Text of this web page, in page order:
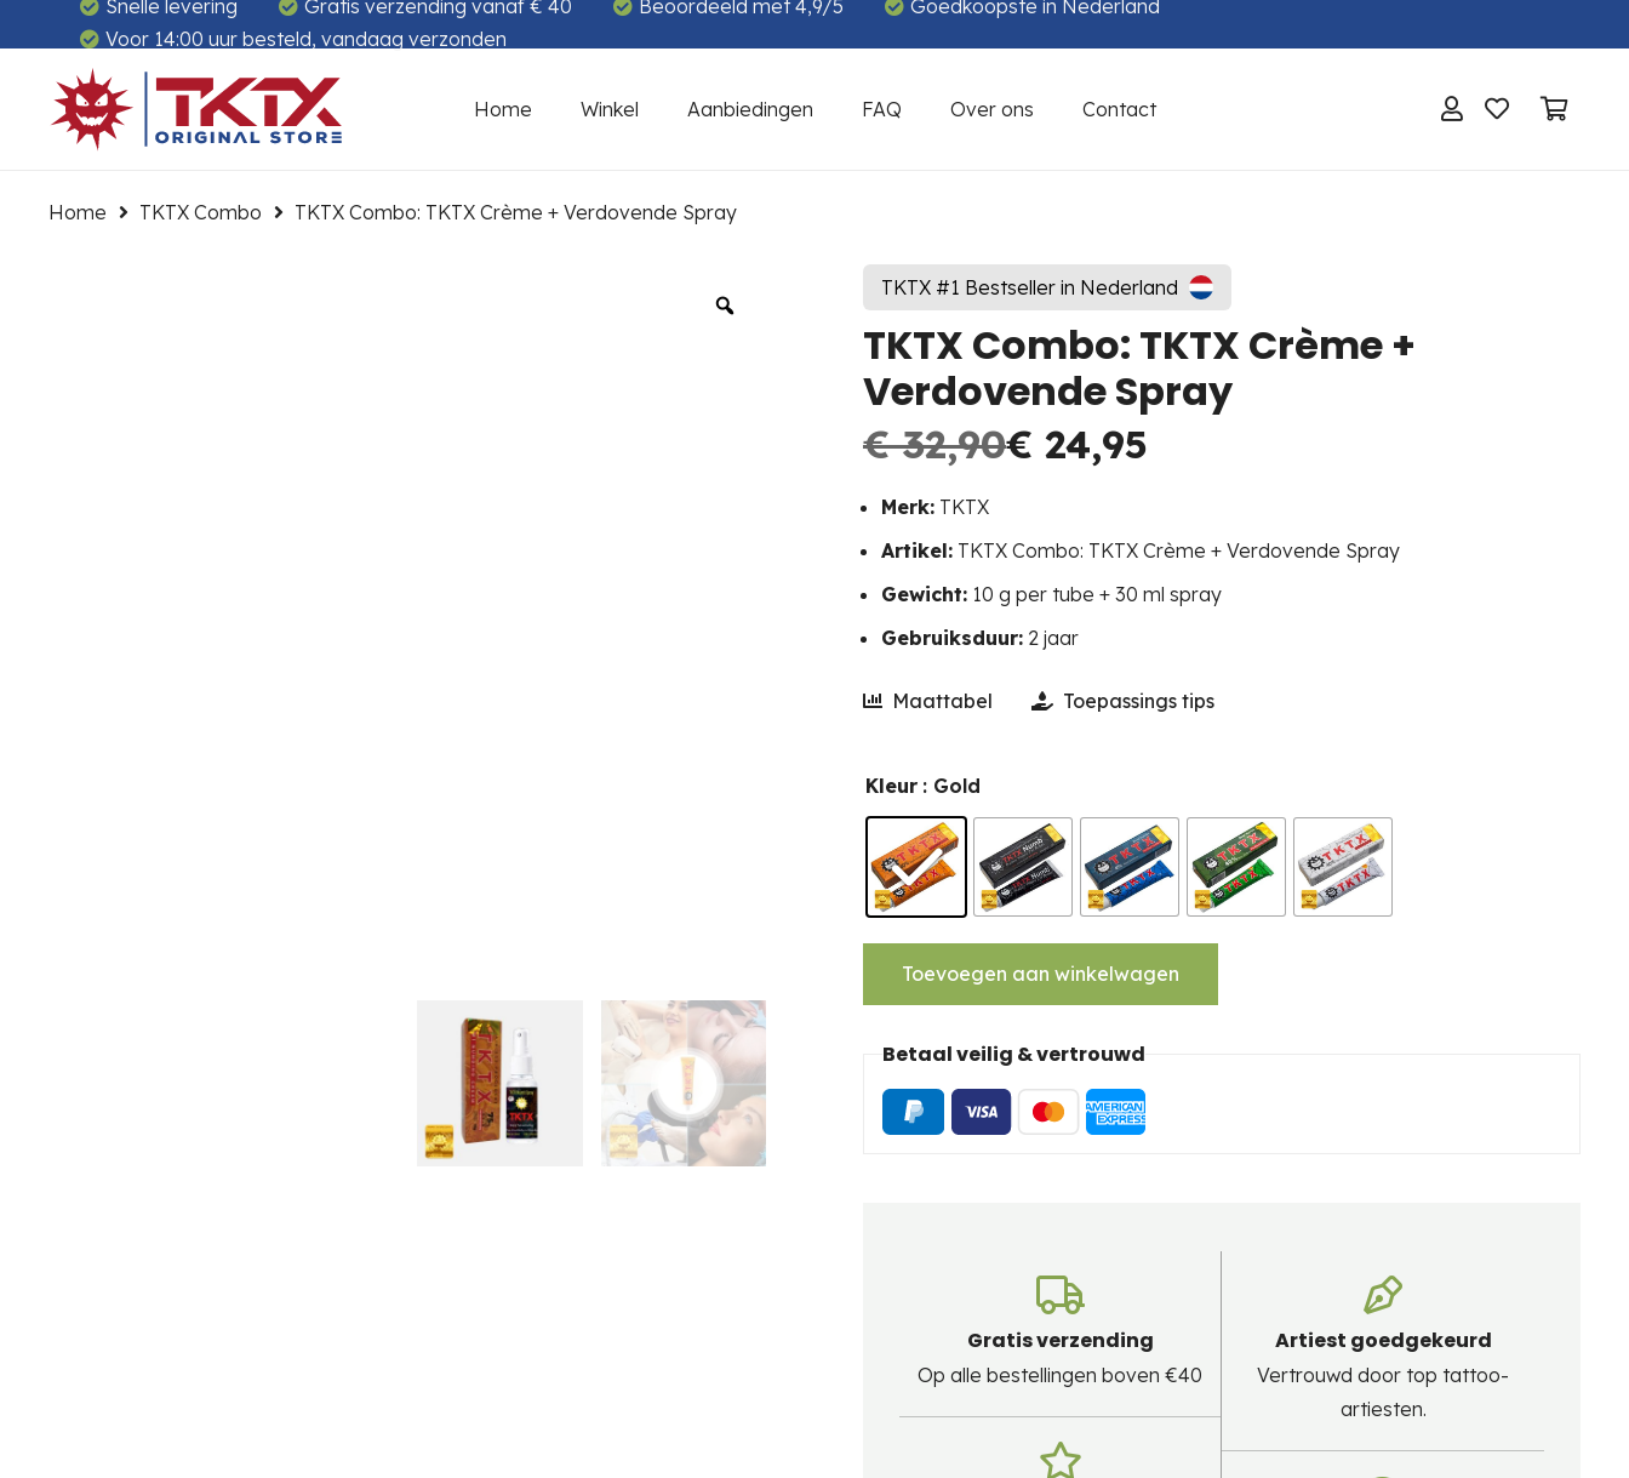
Snelle levering Gratis verzending vanaf € 40 Beoordeeld met 4,9/5
Goedkoopste in Nederland
Voor 14:00 uur besteld, vandaag verzonden
Home Winkel Aanbiedingen FAQ Over ons Contact
Home TKTX Combo TKTX Combo: TKTX Crème + Verdovende Spray
TKTX #1 Bestseller in Nederland
TKTX Combo: TKTX Crème +
Verdovende Spray
€32,90€ 24,95
Merk: TKTX
Artikel: TKTX Combo: TKTX Crème + Verdovende Spray
Gewicht: 10 g per tube + 30 ml spray
Gebruiksduur: 2 jaar
Maattabel Toepassings tips
Kleur : Gold
Toevoegen aan winkelwagen
Betaal veilig & vertrouwd
Gratis verzending
Op alle bestellingen boven €40
Artiest goedgekeurd
Vertrouwd door top tattoo-
artiesten.